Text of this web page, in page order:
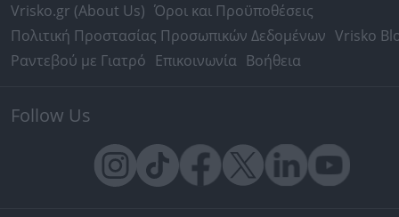
Vrisko.gr (About Us) Όροι και Προϋποθέσεις
Πολιτική Προστασίας Προσωπικών Δεδομένων Vrisko
Ραντεβού με Γιατρό Επικοινωνία Βοήθεια
Follow Us